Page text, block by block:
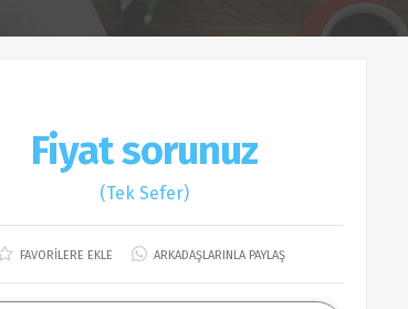
Fiyat sorunuz
(Tek Sefer)
FAVORİLERE EKLE ARKADAŞLARINLA PAYLAŞ